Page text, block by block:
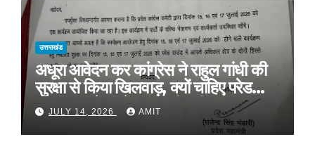
उत्तराखंड
अधूरा आवेदन कर कांग्रेस ने राहुल गांधी की
सुरक्षा से किया खिलवाड़, क्यों चाहिए परेड
ग्राउंड, आवेदन में बताया ही नहीं
JULY 14, 2026 AMIT